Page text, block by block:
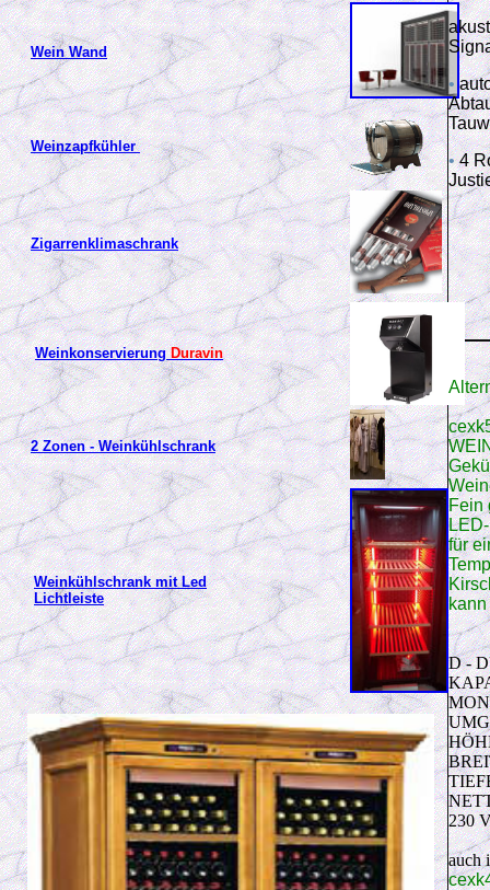
Wein Wand
Weinzapfkühler
Zigarrenklimaschrank
WeinkonservierungDuravin
2 Zonen - Weinkühlschrank
Weinkühlschrank mit Led
Lichtleiste
•
•4
Fein
für
kann
D -
230
auch